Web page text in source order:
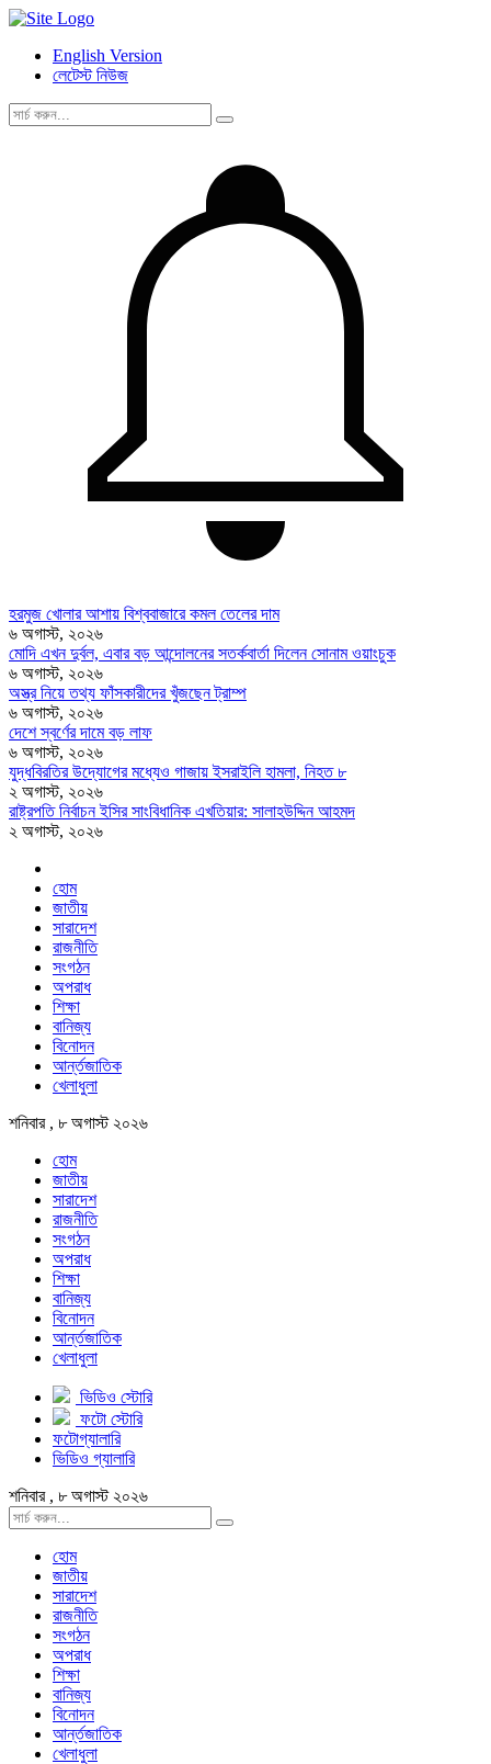
English Version
লেটেস্ট নিউজ
হরমুজ খোলার আশায় বিশ্ববাজারে কমল তেলের দাম
৬ অগাস্ট, ২০২৬
মোদি এখন দুর্বল, এবার বড় আন্দোলনের সতর্কবার্তা দিলেন সোনাম ওয়াংচুক
৬ অগাস্ট, ২০২৬
অস্ত্র নিয়ে তথ্য ফাঁসকারীদের খুঁজছেন ট্রাম্প
৬ অগাস্ট, ২০২৬
দেশে স্বর্ণের দামে বড় লাফ
৬ অগাস্ট, ২০২৬
যুদ্ধবিরতির উদ্যোগের মধ্যেও গাজায় ইসরাইলি হামলা, নিহত ৮
২ অগাস্ট, ২০২৬
রাষ্ট্রপতি নির্বাচন ইসির সাংবিধানিক এখতিয়ার: সালাহউদ্দিন আহমদ
২ অগাস্ট, ২০২৬
হোম
জাতীয়
সারাদেশ
রাজনীতি
সংগঠন
অপরাধ
শিক্ষা
বানিজ্য
বিনোদন
আর্ন্তজাতিক
খেলাধুলা
শনিবার , ৮ অগাস্ট ২০২৬
হোম
জাতীয়
সারাদেশ
রাজনীতি
সংগঠন
অপরাধ
শিক্ষা
বানিজ্য
বিনোদন
আর্ন্তজাতিক
খেলাধুলা
ভিডিও স্টোরি
ফটো স্টোরি
ফটোগ্যালারি
ভিডিও গ্যালারি
শনিবার , ৮ অগাস্ট ২০২৬
হোম
জাতীয়
সারাদেশ
রাজনীতি
সংগঠন
অপরাধ
শিক্ষা
বানিজ্য
বিনোদন
আর্ন্তজাতিক
খেলাধুলা